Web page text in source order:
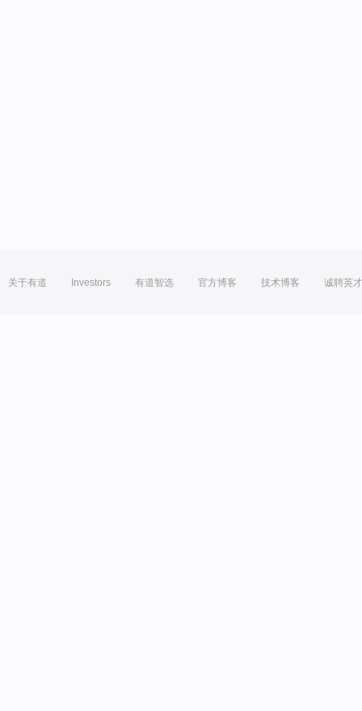
关于有道 Investors 有道智选 官方博客 技术博客 诚聘英才